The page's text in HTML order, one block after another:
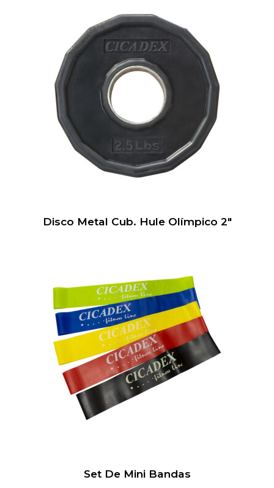
Disco Metal Cub. Hule Olímpico 2″
Set De Mini Bandas